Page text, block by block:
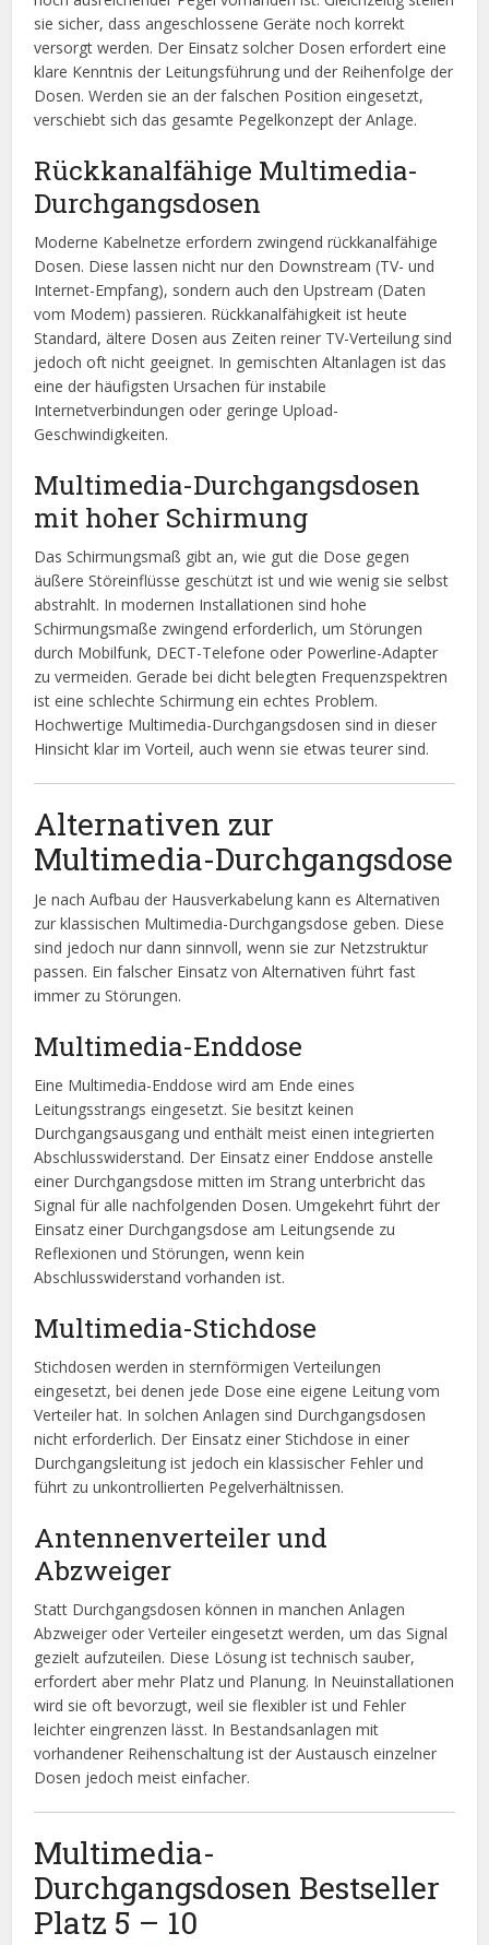
sie sicher, dass angeschlossene Geräte noch korrekt
versorgt werden. Der Einsatz solcher Dosen erfordert eine
klare Kenntnis der Leitungsführung und der Reihenfolge der
Dosen. Werden sie an der falschen Position eingesetzt,
verschiebt sich das gesamte Pegelkonzept der Anlage.
Rückkanalfähige Multimedia-
Durchgangsdosen
Moderne Kabelnetze erfordern zwingend rückkanalfähige
Dosen. Diese lassen nicht nur den Downstream (TV- und
Internet-Empfang), sondern auch den Upstream (Daten
vom Modem) passieren. Rückkanalfähigkeit ist heute
Standard, ältere Dosen aus Zeiten reiner TV-Verteilung sind
jedoch oft nicht geeignet. In gemischten Altanlagen ist das
eine der häufigsten Ursachen für instabile
Internetverbindungen oder geringe Upload-
Geschwindigkeiten.
Multimedia-Durchgangsdosen
mit hoher Schirmung
Das Schirmungsmaß gibt an, wie gut die Dose gegen
äußere Störeinflüsse geschützt ist und wie wenig sie selbst
abstrahlt. In modernen Installationen sind hohe
Schirmungsmaße zwingend erforderlich, um Störungen
durch Mobilfunk, DECT-Telefone oder Powerline-Adapter
zu vermeiden. Gerade bei dicht belegten Frequenzspektren
ist eine schlechte Schirmung ein echtes Problem.
Hochwertige Multimedia-Durchgangsdosen sind in dieser
Hinsicht klar im Vorteil, auch wenn sie etwas teurer sind.
Alternativen zur
Multimedia-Durchgangsdose
Je nach Aufbau der Hausverkabelung kann es Alternativen
zur klassischen Multimedia-Durchgangsdose geben. Diese
sind jedoch nur dann sinnvoll, wenn sie zur Netzstruktur
passen. Ein falscher Einsatz von Alternativen führt fast
immer zu Störungen.
Multimedia-Enddose
Eine Multimedia-Enddose wird am Ende eines
Leitungsstrangs eingesetzt. Sie besitzt keinen
Durchgangsausgang und enthält meist einen integrierten
Abschlusswiderstand. Der Einsatz einer Enddose anstelle
einer Durchgangsdose mitten im Strang unterbricht das
Signal für alle nachfolgenden Dosen. Umgekehrt führt der
Einsatz einer Durchgangsdose am Leitungsende zu
Reflexionen und Störungen, wenn kein
Abschlusswiderstand vorhanden ist.
Multimedia-Stichdose
Stichdosen werden in sternförmigen Verteilungen
eingesetzt, bei denen jede Dose eine eigene Leitung vom
Verteiler hat. In solchen Anlagen sind Durchgangsdosen
nicht erforderlich. Der Einsatz einer Stichdose in einer
Durchgangsleitung ist jedoch ein klassischer Fehler und
führt zu unkontrollierten Pegelverhältnissen.
Antennenverteiler und
Abzweiger
Statt Durchgangsdosen können in manchen Anlagen
Abzweiger oder Verteiler eingesetzt werden, um das Signal
gezielt aufzuteilen. Diese Lösung ist technisch sauber,
erfordert aber mehr Platz und Planung. In Neuinstallationen
wird sie oft bevorzugt, weil sie flexibler ist und Fehler
leichter eingrenzen lässt. In Bestandsanlagen mit
vorhandener Reihenschaltung ist der Austausch einzelner
Dosen jedoch meist einfacher.
Multimedia-
Durchgangsdosen Bestseller
Platz 5 – 10